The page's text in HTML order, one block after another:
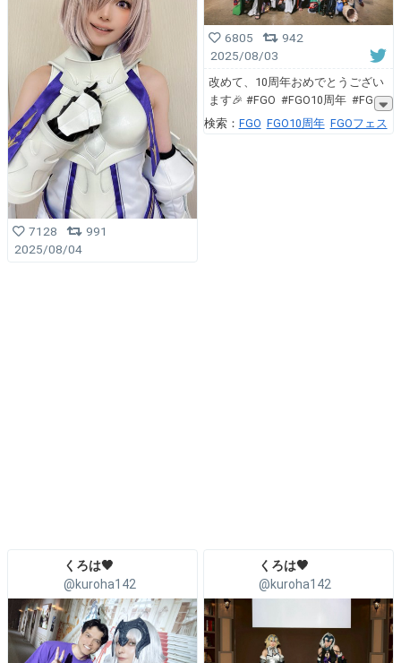
7128
991
2025/08/04
6805
942
2025/08/03
改めて、10周年おめでとうござい
ます🎉 #FGO #FGO10周年 #FG
検索： FGO FGO10周年 FGOフェス
くろは🖤
@kuroha142
くろは🖤
@kuroha142